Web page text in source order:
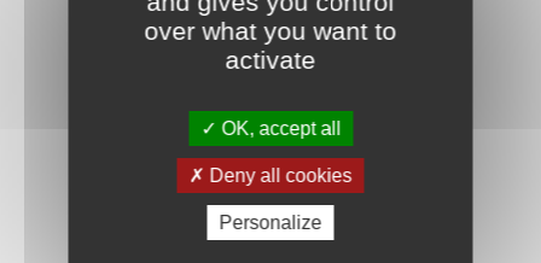
over what you want to
activate
OK, accept all
Deny all cookies
Personalize